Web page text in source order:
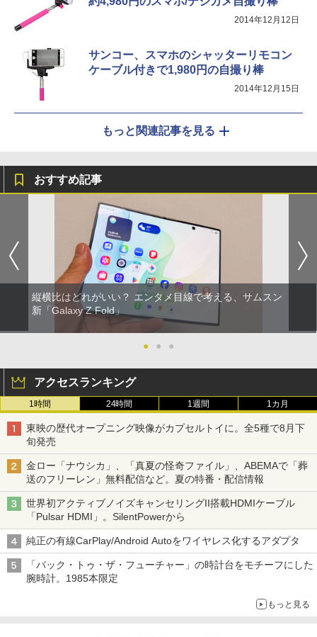
2014年12月12日
サンコー、スマホのシャッターリモコン
ケーブル付きで1,980円の自撮り棒
2014年12月15日
もっと関連記事を見る
おすすめ記事
縦横比はどれがいい？ エンタメ目線で考える、サムスン
新「Galaxy Z Fold」
● ● ●
アクセスランキング
1時間 24時間 1週間 1カ月
東映の歴代オープニング映像がカプセルトイに。全5種で8月下
旬発売
金ロー「ナウシカ」、「真夏の怪奇ファイル」、ABEMAで「葬
送のフリーレン」無料配信など。夏の特番・配信情報
世界初アクティブノイズキャンセリングII搭載HDMIケーブル
「Pulsar HDMI」。SilentPowerから
純正の有線CarPlay/Android Autoをワイヤレス化するアダプタ
「バック・トゥ・ザ・フューチャー」の時計台をモチーフにした
腕時計。1985本限定
もっと見る